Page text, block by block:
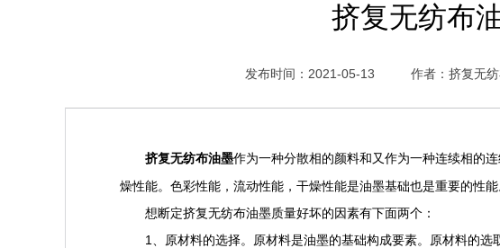
挤复无纺布
发布时间：2021-05-13 作者：挤复无
挤复无纺布油墨作为一种分散相的颜料和又作为一种连续相的
燥性能。色彩性能，流动性能，干燥性能是油墨基础也是重要的性
想断定挤复无纺布油墨质量好坏的因素有下面两个：
1、原材料的选择。原材料是油墨的基础构成要素。原材料的选